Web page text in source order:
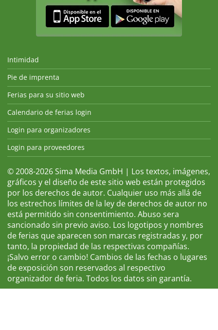
Intimidad
Pie de imprenta
Ferias para su sitio web
Calendario de ferias login
Login para organizadores
Login para proveedores
© 2008-2026 Sima Media GmbH | Los textos, imágenes,
gráficos y el diseño de este sitio web están protegidos
por los derechos de autor. Cualquier uso más allá de
los estrechos límites de la ley de derechos de autor no
está permitido sin consentimiento. Abuso sera
sancionado sin previo aviso. Los logotipos y nombres
de ferias que aparecen son marcas registradas y, por
tanto, la propiedad de las respectivas compañías.
¡Salvo error o cambio! Cambios de las fechas o lugares
de exposición son reservados al respectivo
organizador de feria. Todos los datos sin garantía.